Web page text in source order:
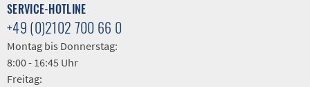
SERVICE-HOTLINE
+49 (0)2102 700 66 0
Montag bis Donnerstag:
8:00 - 16:45 Uhr
Freitag: